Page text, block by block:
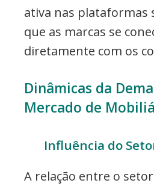
ativa nas plataformas
que as marcas se
diretamente com os
Dinâmicas da
Mercado de
Influência do
A relação entre o